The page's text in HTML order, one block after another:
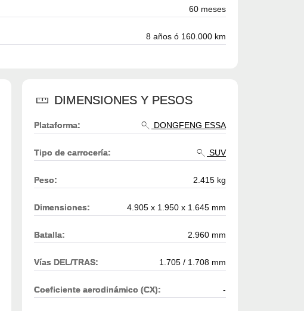
60 meses
8 años ó 160.000 km
DIMENSIONES Y PESOS
Plataforma: DONGFENG ESSA
Tipo de carrocería: SUV
Peso: 2.415 kg
Dimensiones: 4.905 x 1.950 x 1.645 mm
Batalla: 2.960 mm
Vías DEL/TRAS: 1.705 / 1.708 mm
Coeficiente aerodinámico (CX): -